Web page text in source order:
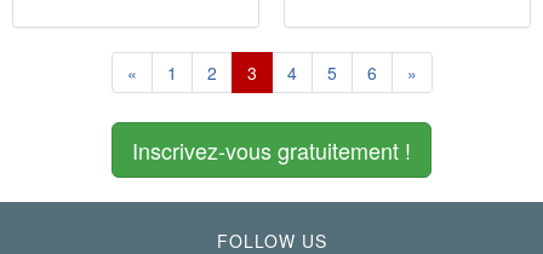
« 1 2 3 4 5 6 »
Inscrivez-vous gratuitement !
FOLLOW US